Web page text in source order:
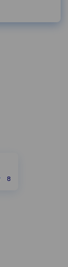
8